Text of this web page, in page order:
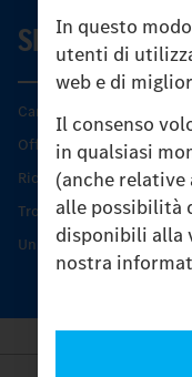
In questo
utenti di
web e di
Il consenso
in qualsiasi
(anche
alle possibilità
disponibili alla
nostra
SERVIZIO
Caratteristiche di prodotto
Offerta di servizio
Ricambi originali
Trovare un partner
Unimog Service Days